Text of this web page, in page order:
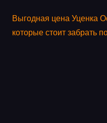
Выгодная цена Уценка
которые стоит забрать